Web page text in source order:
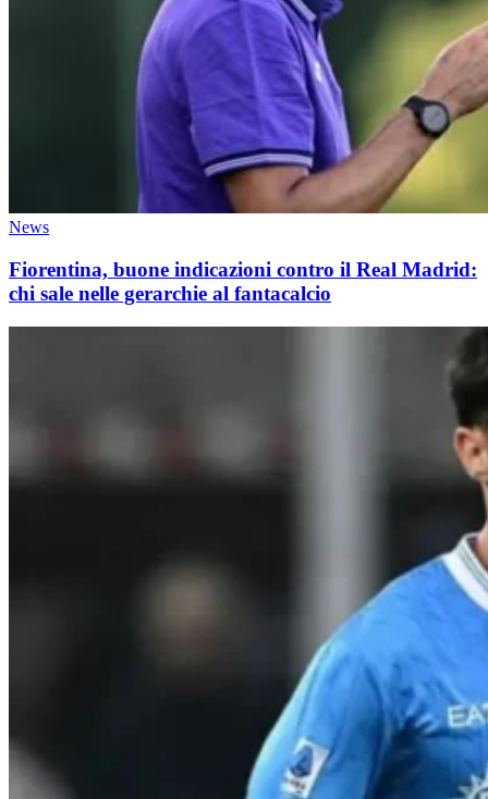
News
Fiorentina, buone indicazioni contro il Real Madrid:
chi sale nelle gerarchie al fantacalcio